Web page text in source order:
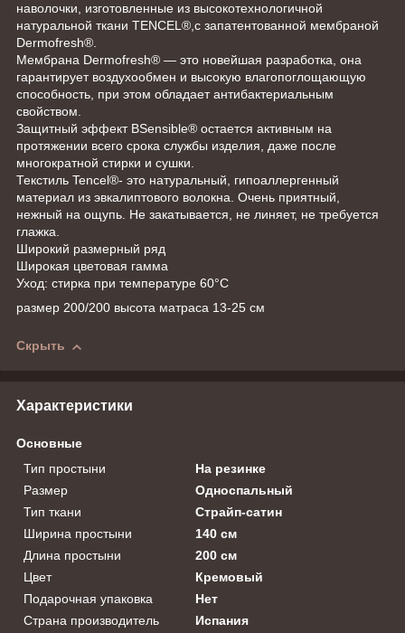
наволочки, изготовленные из высокотехнологичной
натуральной ткани TENCEL®,с запатентованной мембраной
Dermofresh®.
Мембрана Dermofresh® — это новейшая разработка, она
гарантирует воздухообмен и высокую влагопоглощающую
способность, при этом обладает антибактериальным
свойством.
Защитный эффект BSensible® остается активным на
протяжении всего срока службы изделия, даже после
многократной стирки и сушки.
Текстиль Tencel®- это натуральный, гипоаллергенный
материал из эвкалиптового волокна. Очень приятный,
нежный на ощупь. Не закатывается, не линяет, не требуется
глажка.
Широкий размерный ряд
Широкая цветовая гамма
Уход: стирка при температуре 60°С
размер 200/200 высота матраса 13-25 см
Скрыть
Характеристики
Основные
Тип простыни
На резинке
Размер
Односпальный
Тип ткани
Страйп-сатин
Ширина простыни
140 см
Длина простыни
200 см
Цвет
Кремовый
Подарочная упаковка
Нет
Страна производитель
Испания